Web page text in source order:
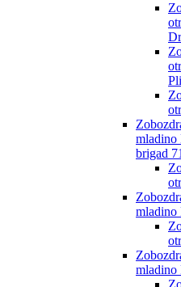
mladino
brigad 71
mladino
mladino